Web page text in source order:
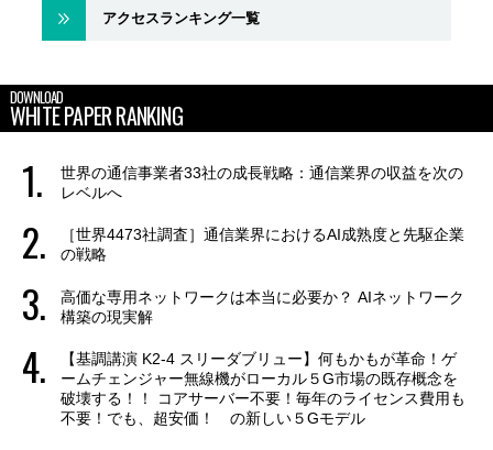
アクセスランキング一覧
DOWNLOAD
WHITE PAPER RANKING
世界の通信事業者33社の成長戦略：通信業界の収益を次の
レベルへ
［世界4473社調査］通信業界におけるAI成熟度と先駆企業
の戦略
高価な専用ネットワークは本当に必要か？ AIネットワーク
構築の現実解
【基調講演 K2-4 スリーダブリュー】何もかもが革命！ゲ
ームチェンジャー無線機がローカル５G市場の既存概念を
破壊する！！ コアサーバー不要！毎年のライセンス費用も
不要！でも、超安価！ の新しい５Gモデル